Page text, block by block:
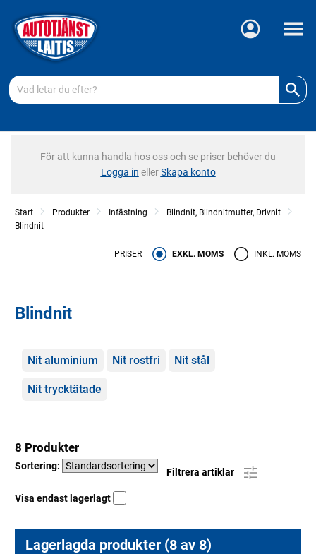
Meny
För att kunna handla hos oss och se priser behöver du
Logga in ellerSkapa konto
Start Produkter Infästning
Blindnit, Blindnitmutter, Drivnit
Blindnit
PRISER EXKL. MOMS INKL. MOMS
Blindnit
Kategorier
Nit aluminium Nit rostfri Nit stål
Nit trycktätade
8 Produkter
Sortering:
Filtrera artiklar
Visa endast lagerlagt
Lagerlagda produkter (8 av 8)